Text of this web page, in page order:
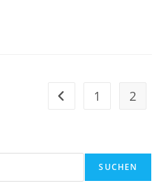
Zur vorherigen Seite
1 2
SUCHEN